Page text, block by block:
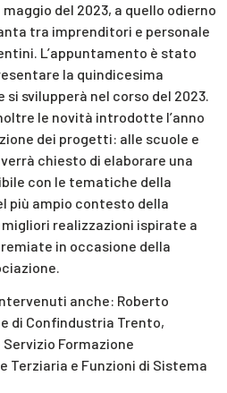
del 2023, a quello odierno
tra imprenditori e personale
L’appuntamento è stato
la quindicesima
svilupperà nel corso del 2023.
le novità introdotte l’anno
dei progetti: alle scuole e
chiesto di elaborare una
con le tematiche della
più ampio contesto della
migliori realizzazioni ispirate a
in occasione della
anche: Roberto
di Confindustria Trento,
Formazione
Terziaria e Funzioni di Sistema